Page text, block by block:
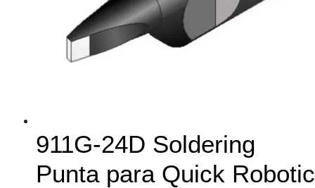
911G-24D Soldering
Punta para Quick Robotic